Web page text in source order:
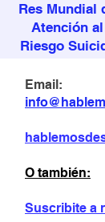
Res Mundial
Atención al
Riesgo
Email:
O también:
Suscribite a